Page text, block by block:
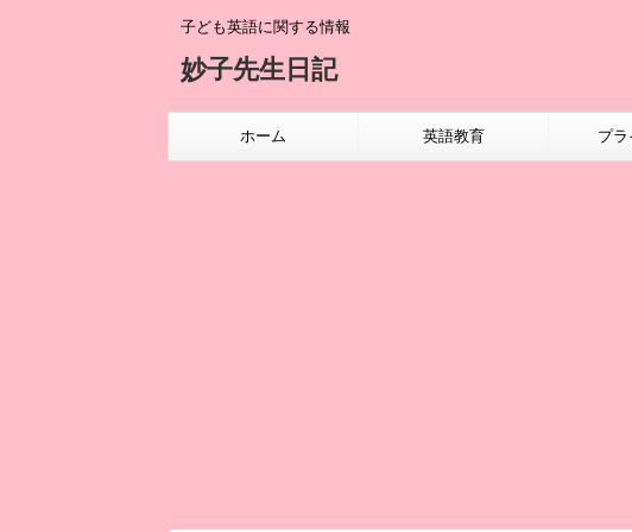
子ども英語に関する情報
妙子先生日記
ホーム 英語教育 プラ